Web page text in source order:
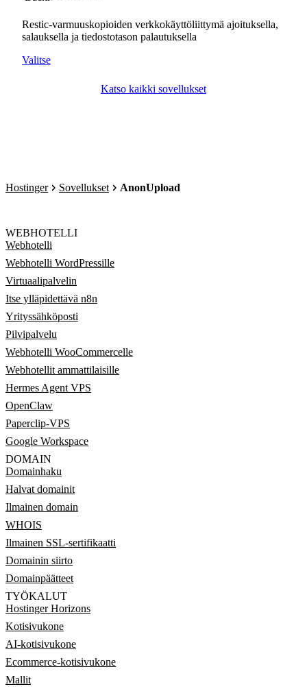
Restic-varmuuskopioiden verkkokäyttöliittymä ajoituksella,
salauksella ja tiedostotason palautuksella
Valitse
Katso kaikki sovellukset
Hostinger Sovellukset AnonUpload
WEBHOTELLI
Webhotelli
Webhotelli WordPressille
Virtuaalipalvelin
Itse ylläpidettävä n8n
Yrityssähköposti
Pilvipalvelu
Webhotelli WooCommercelle
Webhotellit ammattilaisille
Hermes Agent VPS
OpenClaw
Paperclip-VPS
Google Workspace
DOMAIN
Domainhaku
Halvat domainit
Ilmainen domain
WHOIS
Ilmainen SSL-sertifikaatti
Domainin siirto
Domainpäätteet
TYÖKALUT
Hostinger Horizons
Kotisivukone
AI-kotisivukone
Ecommerce-kotisivukone
Mallit